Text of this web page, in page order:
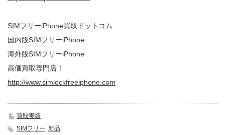
SIMフリーiPhone買取ドットコム
国内版SIMフリーiPhone
海外版SIMフリーiPhone
高価買取専門店！
http://www.simlockfreeiphone.com
買取実績
SIMフリー 新品